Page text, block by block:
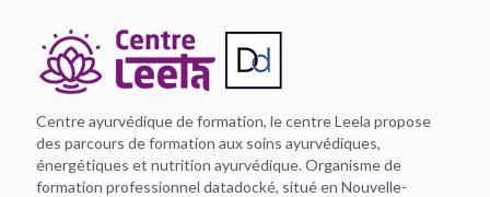
Centre ayurvédique de formation, le centre Leela propose
des parcours de formation aux soins ayurvédiques,
énergétiques et nutrition ayurvédique. Organisme de
formation professionnel datadocké, situé en Nouvelle-